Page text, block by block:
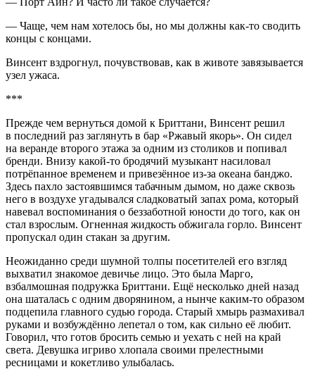
— Чаще, чем нам хотелось бы, но мы должны как-то сводить
концы с концами.
Винсент вздрогнул, почувствовав, как в животе завязывается
узел ужаса.
***
Прежде чем вернуться домой к Бриттани, Винсент решил
в последний раз заглянуть в бар «Ржавый якорь». Он сидел
на веранде второго этажа за одним из столиков и попивал
бренди. Внизу какой-то бродячий музыкант насиловал
потрёпанное временем и привезённое из-за океана банджо.
Здесь пахло застоявшимся табачным дымом, но даже сквозь
него в воздухе угадывался сладковатый запах рома, который
навевал воспоминания о беззаботной юности до того, как он
стал взрослым. Огненная жидкость обжигала горло. Винсент
пропускал один стакан за другим.
Неожиданно среди шумной толпы посетителей его взгляд
выхватил знакомое девичье лицо. Это была Марго,
взбалмошная подружка Бриттани. Ещё несколько дней назад
она шаталась с одним дворянином, а нынче каким-то образом
подцепила главного судью города. Старый хмырь размахивал
руками и возбуждённо лепетал о том, как сильно её любит.
Говорил, что готов бросить семью и уехать с ней на край
света. Девушка игриво хлопала своими прелестными
ресницами и кокетливо улыбалась.